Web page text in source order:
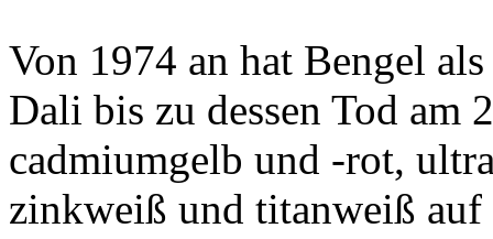
Von 1974 an hat Bengel
Dali bis zu dessen Tod am
cadmiumgelb und -rot,
zinkweiß und titanweiß